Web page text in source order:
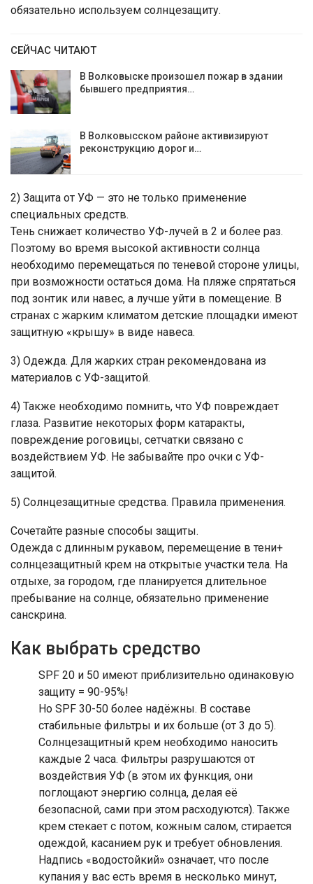
обязательно используем солнцезащиту.
СЕЙЧАС ЧИТАЮТ
В Волковыске произошел пожар в здании
бывшего предприятия…
В Волковысском районе активизируют
реконструкцию дорог и…
2) Защита от УФ — это не только применение
специальных средств.
Тень снижает количество УФ-лучей в 2 и более раз.
Поэтому во время высокой активности солнца
необходимо перемещаться по теневой стороне улицы,
при возможности остаться дома. На пляже спрятаться
под зонтик или навес, а лучше уйти в помещение. В
странах с жарким климатом детские площадки имеют
защитную «крышу» в виде навеса.
3) Одежда. Для жарких стран рекомендована из
материалов с УФ-защитой.
4) Также необходимо помнить, что УФ повреждает
глаза. Развитие некоторых форм катаракты,
повреждение роговицы, сетчатки связано с
воздействием УФ. Не забывайте про очки с УФ-
защитой.
5) Солнцезащитные средства. Правила применения.
Сочетайте разные способы защиты.
Одежда с длинным рукавом, перемещение в тени+
солнцезащитный крем на открытые участки тела. На
отдыхе, за городом, где планируется длительное
пребывание на солнце, обязательно применение
санскрина.
Как выбрать средство
SPF 20 и 50 имеют приблизительно одинаковую
защиту = 90-95%!
Но SPF 30-50 более надёжны. В составе
стабильные фильтры и их больше (от 3 до 5).
Солнцезащитный крем необходимо наносить
каждые 2 часа. Фильтры разрушаются от
воздействия УФ (в этом их функция, они
поглощают энергию солнца, делая её
безопасной, сами при этом расходуются). Также
крем стекает с потом, кожным салом, стирается
одеждой, касанием рук и требует обновления.
Надпись «водостойкий» означает, что после
купания у вас есть время в несколько минут,